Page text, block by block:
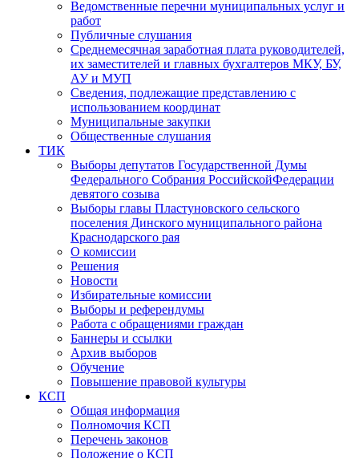
Ведомственные перечни муниципальных услуг и
работ
Публичные слушания
Среднемесячная заработная плата руководителей,
их заместителей и главных бухгалтеров МКУ, БУ,
АУ и МУП
Сведения, подлежащие представлению с
использованием координат
Муниципальные закупки
Общественные слушания
ТИК
Выборы депутатов Государственной Думы
Федерального Собрания РоссийскойФедерации
девятого созыва
Выборы главы Пластуновского сельского
поселения Динского муниципального района
Краснодарского рая
О комиссии
Решения
Новости
Избирательные комиссии
Выборы и референдумы
Работа с обращениями граждан
Баннеры и ссылки
Архив выборов
Обучение
Повышение правовой культуры
КСП
Общая информация
Полномочия КСП
Перечень законов
Положение о КСП